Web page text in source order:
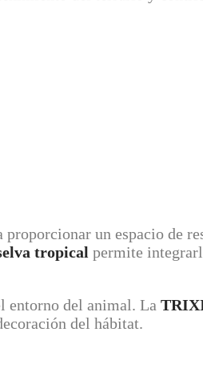
proporcionar un espacio de
tropical permite
entorno del animal. La
del hábitat.